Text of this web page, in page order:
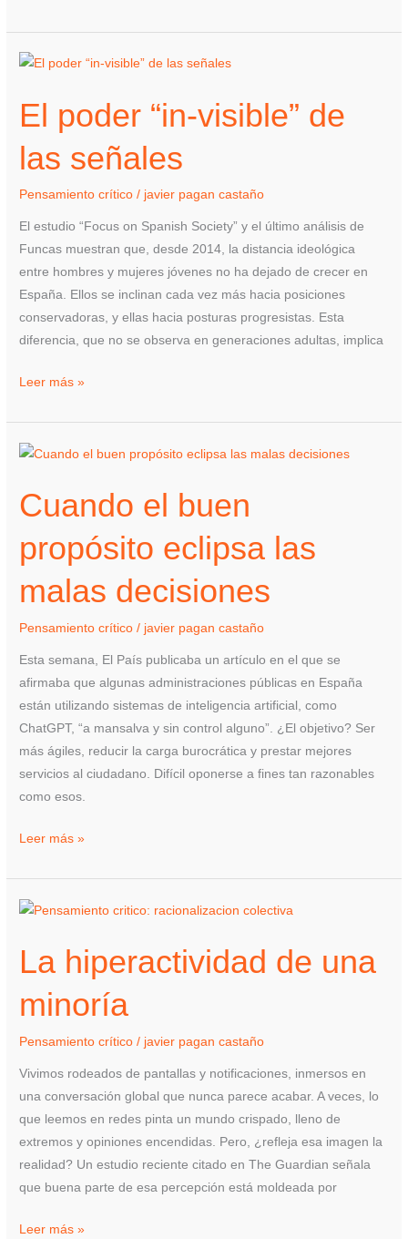
El poder “in-visible” de
las señales
Pensamiento crítico / javier pagan castaño
El estudio “Focus on Spanish Society” y el último análisis de
Funcas muestran que, desde 2014, la distancia ideológica
entre hombres y mujeres jóvenes no ha dejado de crecer en
España. Ellos se inclinan cada vez más hacia posiciones
conservadoras, y ellas hacia posturas progresistas. Esta
diferencia, que no se observa en generaciones adultas, implica
El
“in-
visible”
de
señales
Leer más »
Cuando el buen
propósito eclipsa las
malas decisiones
Pensamiento crítico / javier pagan castaño
Esta semana, El País publicaba un artículo en el que se
afirmaba que algunas administraciones públicas en España
están utilizando sistemas de inteligencia artificial, como
ChatGPT, “a mansalva y sin control alguno”. ¿El objetivo? Ser
más ágiles, reducir la carga burocrática y prestar mejores
servicios al ciudadano. Difícil oponerse a fines tan razonables
como esos.
Cuando
buen
propósito
eclipsa
las
malas
Leer más »
La hiperactividad de una
minoría
Pensamiento crítico / javier pagan castaño
Vivimos rodeados de pantallas y notificaciones, inmersos en
una conversación global que nunca parece acabar. A veces, lo
que leemos en redes pinta un mundo crispado, lleno de
extremos y opiniones encendidas. Pero, ¿refleja esa imagen la
realidad? Un estudio reciente citado en The Guardian señala
que buena parte de esa percepción está moldeada por
La
de
una
minoría
Leer más »